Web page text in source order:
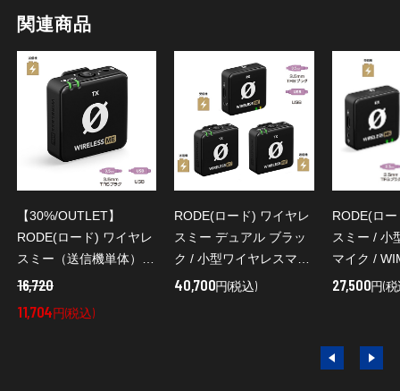
関連商品
【30%/OUTLET】
RODE(ロード) ワイヤレ
スミー（送信機単体） /
小型ワイヤレスマイク /
16,720
11,704円(税込)
RODE(ロード) ワイヤレ
スミー デュアル ブラッ
ク / 小型ワイヤレスマイ
ク / WIMEDUAL
40,700円(税込)
RODE(ロ
スミー / 小
マイク /
27,500円(税